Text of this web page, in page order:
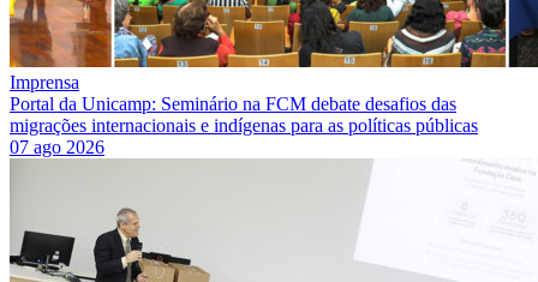
Imprensa
Portal da Unicamp: Seminário na FCM debate desafios das
migrações internacionais e indígenas para as políticas públicas
07 ago 2026